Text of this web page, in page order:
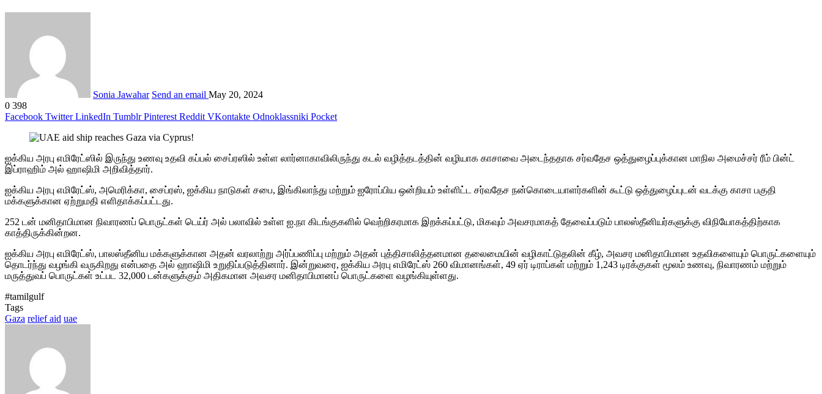
Sonia Jawahar Send an email May 20, 2024
0 398
Facebook Twitter LinkedIn Tumblr Pinterest Reddit VKontakte Odnoklassniki Pocket
ஐக்கிய அரபு எமிரேட்ஸில் இருந்து உணவு உதவி கப்பல் சைப்ரஸில் உள்ள லார்னாகாவிலிருந்து கடல் வழித்தடத்தின் வழியாக காசாவை அடைந்ததாக சர்வதேச ஒத்துழைப்புக்கான மாநில அமைச்சர் ரீம் பின்ட்
இப்ராஹிம் அல் ஹாஷிமி அறிவித்தார்.
ஐக்கிய அரபு எமிரேட்ஸ், அமெரிக்கா, சைப்ரஸ், ஐக்கிய நாடுகள் சபை, இங்கிலாந்து மற்றும் ஐரோப்பிய ஒன்றியம் உள்ளிட்ட சர்வதேச நன்கொடையாளர்களின் கூட்டு ஒத்துழைப்புடன் வடக்கு காசா பகுதி
மக்களுக்கான ஏற்றுமதி எளிதாக்கப்பட்டது.
252 டன் மனிதாபிமான நிவாரணப் பொருட்கள் டெய்ர் அல் பலாவில் உள்ள ஐ.நா கிடங்குகளில் வெற்றிகரமாக இறக்கப்பட்டு, மிகவும் அவசரமாகத் தேவைப்படும் பாலஸ்தீனியர்களுக்கு விநியோகத்திற்காக
காத்திருக்கின்றன.
ஐக்கிய அரபு எமிரேட்ஸ், பாலஸ்தீனிய மக்களுக்கான அதன் வரலாற்று அர்ப்பணிப்பு மற்றும் அதன் புத்திசாலித்தனமான தலைமையின் வழிகாட்டுதலின் கீழ், அவசர மனிதாபிமான உதவிகளையும் பொருட்களையும்
தொடர்ந்து வழங்கி வருகிறது என்பதை அல் ஹாஷிமி உறுதிப்படுத்தினார். இன்றுவரை, ஐக்கிய அரபு எமிரேட்ஸ் 260 விமானங்கள், 49 ஏர் டிராப்கள் மற்றும் 1,243 டிரக்குகள் மூலம் உணவு, நிவாரணம் மற்றும்
மருத்துவப் பொருட்கள் உட்பட 32,000 டன்களுக்கும் அதிகமான அவசர மனிதாபிமானப் பொருட்களை வழங்கியுள்ளது.
#tamilgulf
Tags
Gaza relief aid uae